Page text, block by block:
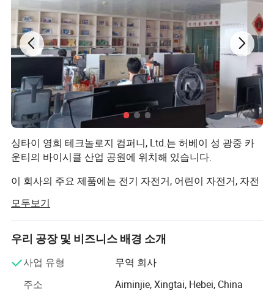
싱타이 영희 테크놀로지 컴퍼니, Ltd.는 허베이 성 광중 카
운티의 바이시클 산업 공원에 위치해 있습니다.
이 회사의 주요 제품에는 전기 자전거, 어린이 자전거, 자전
이어, 스파크 플러그, 오토바이 체인 등
지난 20년 동안 이 회사는 점차 규모를 확장해 왔으며, 전기
자전거, 어린이 자전거, 타이어, 오토바이, 자전거 악세사리,
그리고 아이들의 장난감들도 있습니다.
우리 제품은 매우 사랑받고 칭찬을 받고 있으며 미국, 아프
모두보기
우리 공장 및 비즈니스 배경 소개
사업 유형
무역 회사
주소
Aiminjie, Xingtai, Hebei, China